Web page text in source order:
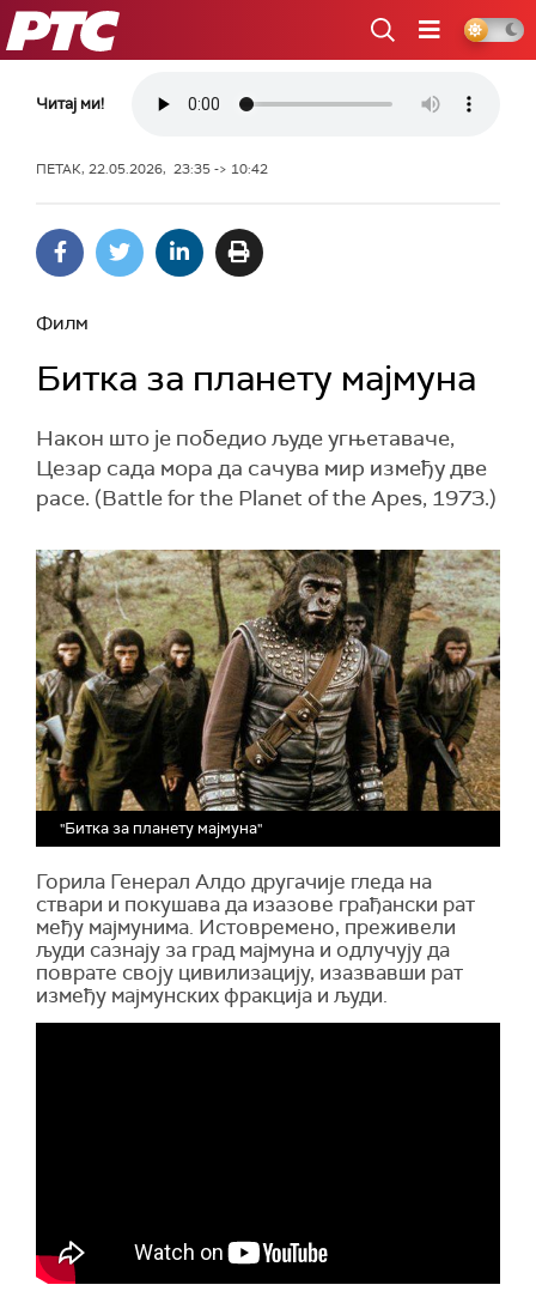
РТС
Читај ми!
ПЕТАК, 22.05.2026, 23:35 -> 10:42
Филм
Битка за планету мајмуна
Након што је победио људе угњетаваче,
Цезар сада мора да сачува мир између две
расе. (Battle for the Planet of the Apes, 1973.)
"Битка за планету мајмуна"
Горила Генерал Алдо другачије гледа на
ствари и покушава да изазове грађански рат
међу мајмунима. Истовремено, преживели
људи сазнају за град мајмуна и одлучују да
поврате своју цивилизацију, изазвавши рат
између мајмунских фракција и људи.